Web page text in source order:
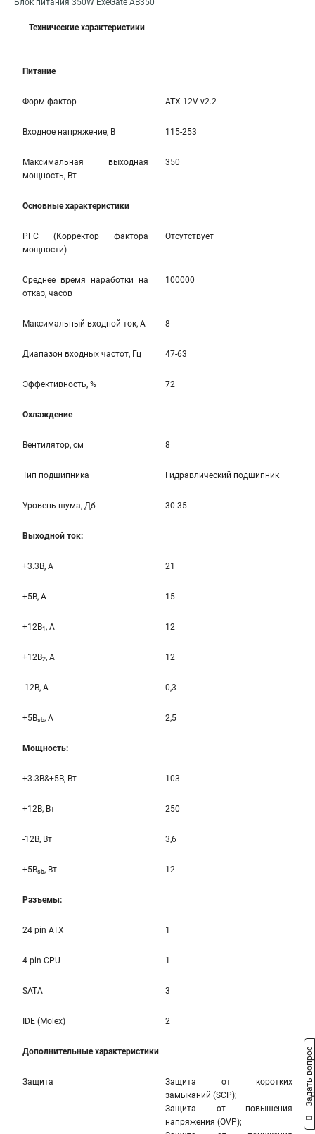
Блок питания 350W ExeGate AB350
Технические характеристики
Питание
Форм-фактор ATX 12V v2.2
Входное напряжение, В 115-253
Максимальная выходная
мощность, Вт
350
Основные характеристики
PFC (Корректор фактора
мощности)
Отсутствует
Среднее время наработки на
отказ, часов
100000
Максимальный входной ток, А 8
Диапазон входных частот, Гц 47-63
Эффективность, % 72
Охлаждение
Вентилятор, см 8
Тип подшипника Гидравлический подшипник
Уровень шума, Дб 30-35
Выходной ток:
+3.3B, А 21
+5B, А 15
+12B1 , A 12
+12B2, A 12
-12B, A 0,3
+5Bsb, A 2,5
Мощность:
+3.3B&+5B, Вт 103
+12B, Вт 250
-12B, Вт 3,6
+5Bsb, Вт 12
Разъемы:
24 pin ATX 1
4 pin CPU 1
SATA 3
IDE (Molex) 2
Дополнительные характеристики
Защита
Защита от коротких
замыканий (SCP);
Защита от повышения
напряжения (OVP);
Задать вопрос